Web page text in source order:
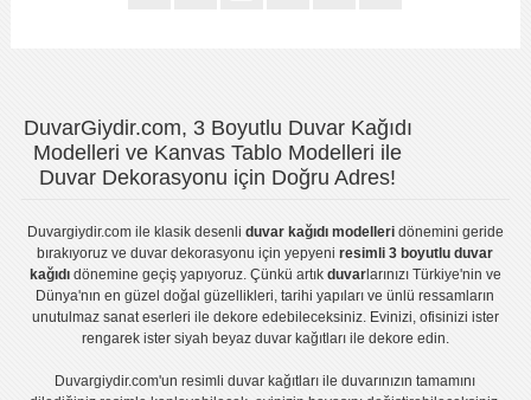
DuvarGiydir.com, 3 Boyutlu Duvar Kağıdı
Modelleri ve Kanvas Tablo Modelleri ile
Duvar Dekorasyonu için Doğru Adres!
Duvargiydir.comile klasik desenli duvar kağıdı modelleridönemini geride
bırakıyoruz veduvar dekorasyonu için yepyeniresimli 3 boyutlu duvar
kağıdıdönemine geçiş yapıyoruz. Çünkü artık duvarlarınızı Türkiye'nin ve
Dünya'nın en güzel doğal güzellikleri, tarihi yapıları ve ünlü ressamların
unutulmaz sanat eserleri ile dekore edebileceksiniz. Evinizi, ofisinizi ister
rengarek ister siyah beyaz duvar kağıtlarıile dekore edin.
Duvargiydir.com'unresimli duvar kağıtları ile duvarınızın tamamını